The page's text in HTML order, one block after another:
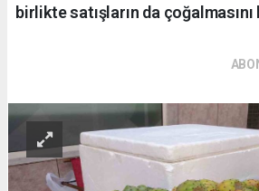
birlikte satışların da